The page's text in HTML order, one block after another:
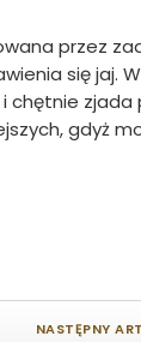
przez
się jaj.
chętnie zjada
gdyż
NASTĘPNY